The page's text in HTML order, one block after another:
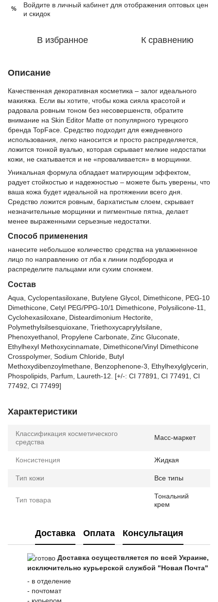
%
Войдите в личный кабинетдля отображения оптовых цен
и скидок
В избранное К сравнению
Описание
Качественная декоративная косметика – залог идеального
макияжа. Если вы хотите, чтобы кожа сияла красотой и
радовала ровным тоном без несовершенств, обратите
внимание на Skin Editor Matte от популярного турецкого
бренда TopFace. Средство подходит для ежедневного
использования, легко наносится и просто распределяется,
ложится тонкой вуалью, которая скрывает мелкие недостатки
кожи, не скатывается и не «проваливается» в морщинки.
Уникальная формула обладает матирующим эффектом,
радует стойкостью и надежностью – можете быть уверены, что
ваша кожа будет идеальной на протяжении всего дня.
Средство ложится ровным, бархатистым слоем, скрывает
незначительные морщинки и пигментные пятна, делает
менее выраженными серьезные недостатки.
Способ применения
нанесите небольшое количество средства на увлажненное
лицо по направлению от лба к линии подбородка и
распределите пальцами или сухим спонжем.
Состав
Aqua, Cyclopentasiloxane, Butylene Glycol, Dimethicone, PEG-10
Dimethicone, Cetyl PEG/PPG-10/1 Dimethicone, Polysilicone-11,
Cyclohexasiloxane, Disteardimonium Hectorite,
Polymethylsilsesquioxane, Triethoxycaprylylsilane,
Phenoxyethanol, Propylene Carbonate, Zinc Gluconate,
Ethylhexyl Methoxycinnamate, Dimethicone/Vinyl Dimethicone
Crosspolymer, Sodium Chloride, Butyl
Methoxydibenzoylmethane, Benzophenone-3, Ethylhexylglycerin,
Phospolipids, Parfum, Laureth-12. [+/-: CI 77891, CI 77491, CI
77492, CI 77499]
Характеристики
Классификация косметического
средства
Масс-маркет
Консистенция Жидкая
Тип кожи Все типы
Тип товара
Тональний
крем
Доставка Оплата Консультация
Доставка осуществляется по всей Украине,
исключительно курьерской службой "Новая Почта"
- в отделение
- почтомат